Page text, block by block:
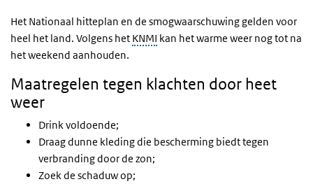
Het Nationaal hitteplan en de smogwaarschuwing gelden voor
heel het land. Volgens het KNMI kan het warme weer nog tot na
het weekend aanhouden.
Maatregelen tegen klachten door heet
weer
Drink voldoende;
Draag dunne kleding die bescherming biedt tegen
verbranding door de zon;
Zoek de schaduw op;